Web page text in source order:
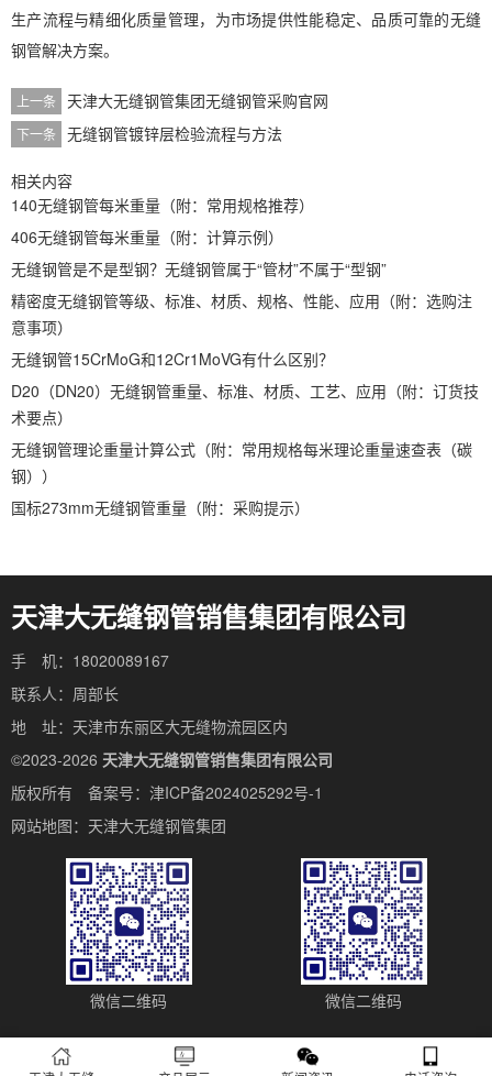
生产流程与精细化质量管理，为市场提供性能稳定、品质可靠的无缝
钢管解决方案。
上一条 天津大无缝钢管集团无缝钢管采购官网
下一条 无缝钢管镀锌层检验流程与方法
相关内容
140无缝钢管每米重量（附：常用规格推荐）
406无缝钢管每米重量（附：计算示例）
无缝钢管是不是型钢？无缝钢管属于“管材”不属于“型钢”
精密度无缝钢管等级、标准、材质、规格、性能、应用（附：选购注
意事项）
无缝钢管15CrMoG和12Cr1MoVG有什么区别？
D20（DN20）无缝钢管重量、标准、材质、工艺、应用（附：订货技
术要点）
无缝钢管理论重量计算公式（附：常用规格每米理论重量速查表（碳
钢））
国标273mm无缝钢管重量（附：采购提示）
天津大无缝钢管销售集团有限公司
手 机：18020089167
联系人：周部长
地 址：天津市东丽区大无缝物流园区内
©2023-2026 天津大无缝钢管销售集团有限公司
版权所有 备案号： 津ICP备2024025292号-1
网站地图： 天津大无缝钢管集团
微信二维码 微信二维码